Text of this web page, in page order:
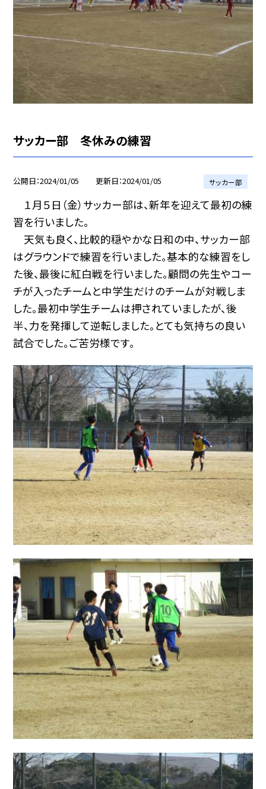
サッカー部 冬休みの練習
公開日 2024/01/05 更新日 2024/01/05 サッカー部
１月５日（金）サッカー部は、新年を迎えて最初の練
習を行いました。
天気も良く、比較的穏やかな日和の中、サッカー部
はグラウンドで練習を行いました。基本的な練習をし
た後、最後に紅白戦を行いました。顧問の先生やコー
チが入ったチームと中学生だけのチームが対戦しま
した。最初中学生チームは押されていましたが、後
半、力を発揮して逆転しました。とても気持ちの良い
試合でした。ご苦労様です。